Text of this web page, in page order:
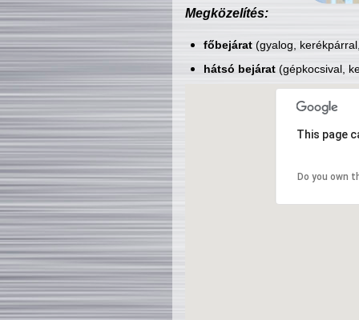
Megközelítés:
főbejárat(gyalog,
hátsó bejárat(gépkocsival,
This page
Do you own